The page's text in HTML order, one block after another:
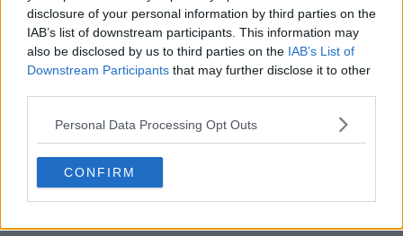
disclosure of your personal information by third parties on the
IAB’s list of downstream participants. This information may
also be disclosed by us to third parties on the IAB’s List of
Downstream Participants that may further disclose it to other
Personal Data Processing Opt Outs
CONFIRM